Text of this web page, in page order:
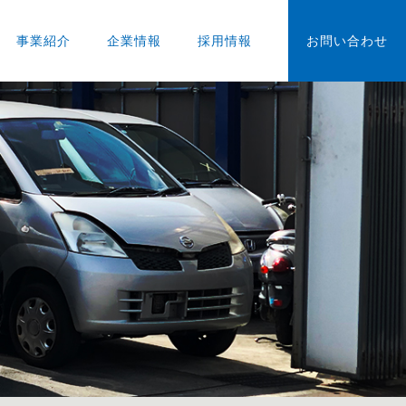
事業紹介 企業情報 採用情報 お問い合わせ